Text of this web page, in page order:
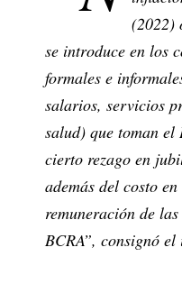
(2022)
se introduce en los
formales e
salarios, servicios
salud) que toman el
cierto rezago en
además del costo
remuneración de
BCRA”, consignó el